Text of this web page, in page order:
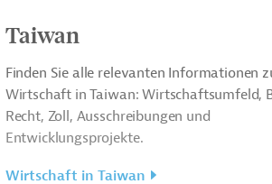
Taiwan
Finden Sie alle relevanten Informationen
Wirtschaft in Taiwan: Wirtschaftsumfeld,
Recht, Zoll, Ausschreibungen und
Entwicklungsprojekte.
Wirtschaft in Taiwan